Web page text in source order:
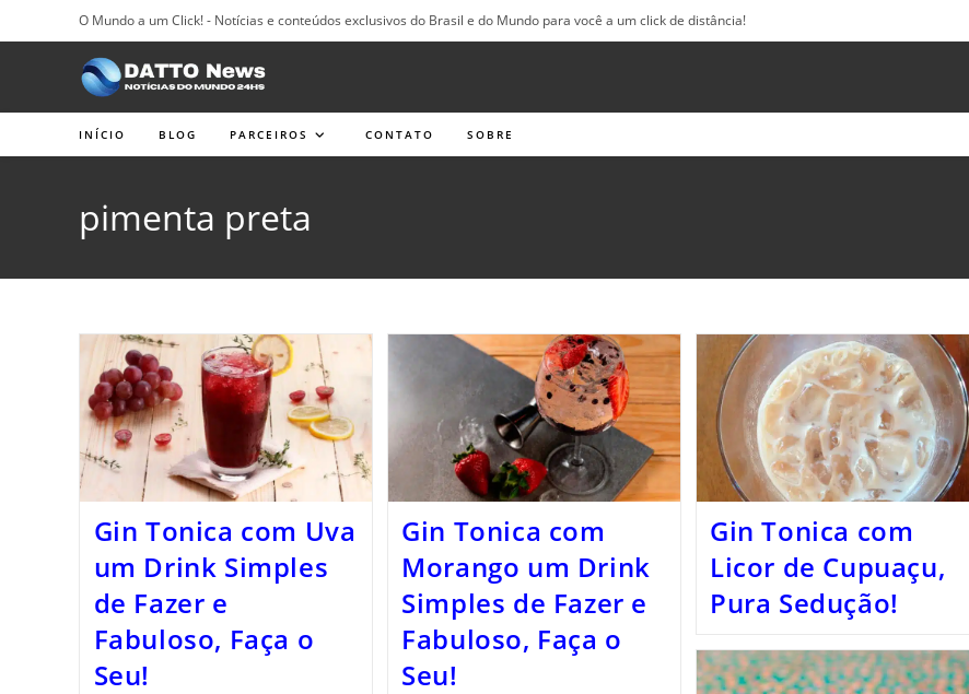
para
O Mundo a um Click! - Notícias e conteúdos exclusivos do Brasil e do Mundo para você a um click de distância!
INÍCIO BLOG PARCEIROS CONTATO SOBRE
pimenta preta
Gin Tonica com Uva
um Drink Simples
de Fazer e
Fabuloso, Faça o
Seu!
Gin Tonica com
Morango um Drink
Simples de Fazer e
Fabuloso, Faça o
Seu!
Gin Tonica com
Licor de Cupuaçu,
Pura Sedução!